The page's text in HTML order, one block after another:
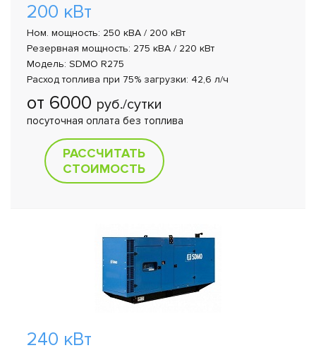
200 кВт
Ном. мощность: 250 кВА / 200 кВт
Резервная мощность: 275 кВА / 220 кВт
Модель: SDMO R275
Расход топлива при 75% загрузки: 42,6 л/ч
от 6000 руб./сутки
посуточная оплата без топлива
РАССЧИТАТЬ
СТОИМОСТЬ
240 кВт